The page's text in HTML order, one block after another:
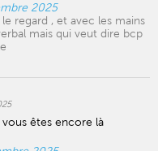
2025
regard , et avec les mains
mais qui veut dire bcp
vous êtes encore là